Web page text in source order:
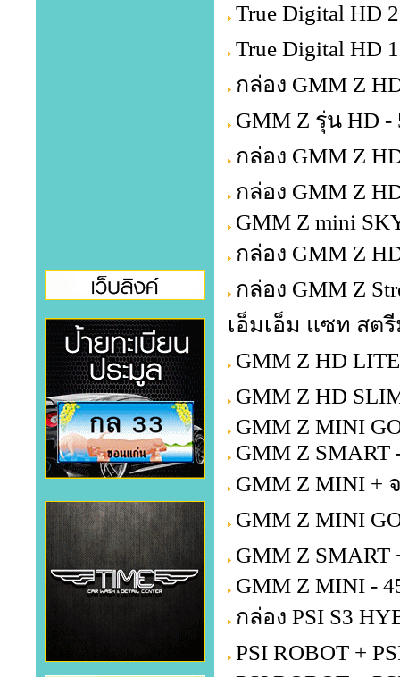
True Digital HD
True Digital HD
กล่อง GMM Z
GMM Z รุ่น HD -
กล่อง GMM Z
กล่อง GMM Z
GMM Z mini
กล่อง GMM Z
กล่อง GMM Z
เอ็มเอ็ม แซท สตรี
GMM Z HD
GMM Z HD
GMM Z MINI
GMM Z SMART
GMM Z MINI +
GMM Z MINI
GMM Z SMART
GMM Z MINI -
กล่อง PSI S3
PSI ROBOT +